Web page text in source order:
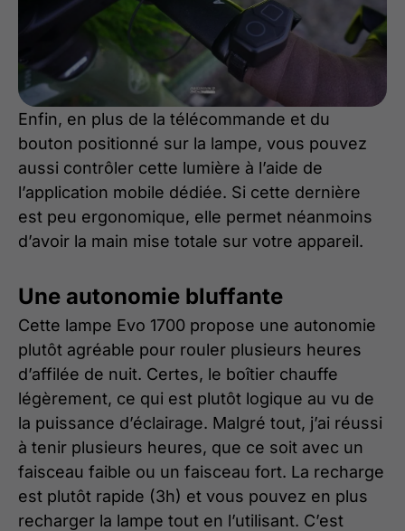
Enfin, en plus de la télécommande et du
bouton positionné sur la lampe, vous pouvez
aussi contrôler cette lumière à l’aide de
l’application mobile dédiée. Si cette dernière
est peu ergonomique, elle permet néanmoins
d’avoir la main mise totale sur votre appareil.
Une autonomie bluffante
Cette lampe Evo 1700 propose une autonomie
plutôt agréable pour rouler plusieurs heures
d’affilée de nuit. Certes, le boîtier chauffe
légèrement, ce qui est plutôt logique au vu de
la puissance d’éclairage. Malgré tout, j’ai réussi
à tenir plusieurs heures, que ce soit avec un
faisceau faible ou un faisceau fort. La recharge
est plutôt rapide (3h) et vous pouvez en plus
recharger la lampe tout en l’utilisant. C’est